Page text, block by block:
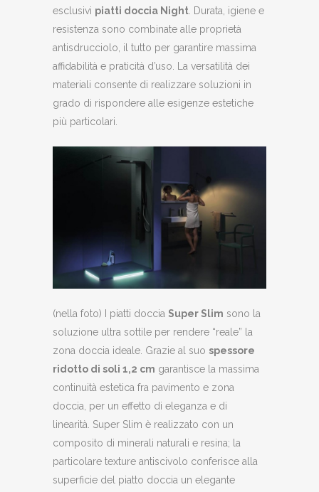
esclusivi piatti doccia Night. Durata, igiene e
resistenza sono combinate alle proprietà
antisdrucciolo, il tutto per garantire massima
affidabilità e praticità d’uso. La versatilità dei
materiali consente di realizzare soluzioni in
grado di rispondere alle esigenze estetiche
più particolari.
(nella foto) I piatti doccia Super Slim sono la
soluzione ultra sottile per rendere “reale” la
zona doccia ideale. Grazie al suo spessore
ridotto di soli 1,2 cm garantisce la massima
continuità estetica fra pavimento e zona
doccia, per un effetto di eleganza e di
linearità. Super Slim è realizzato con un
composito di minerali naturali e resina; la
particolare texture antiscivolo conferisce alla
superficie del piatto doccia un elegante